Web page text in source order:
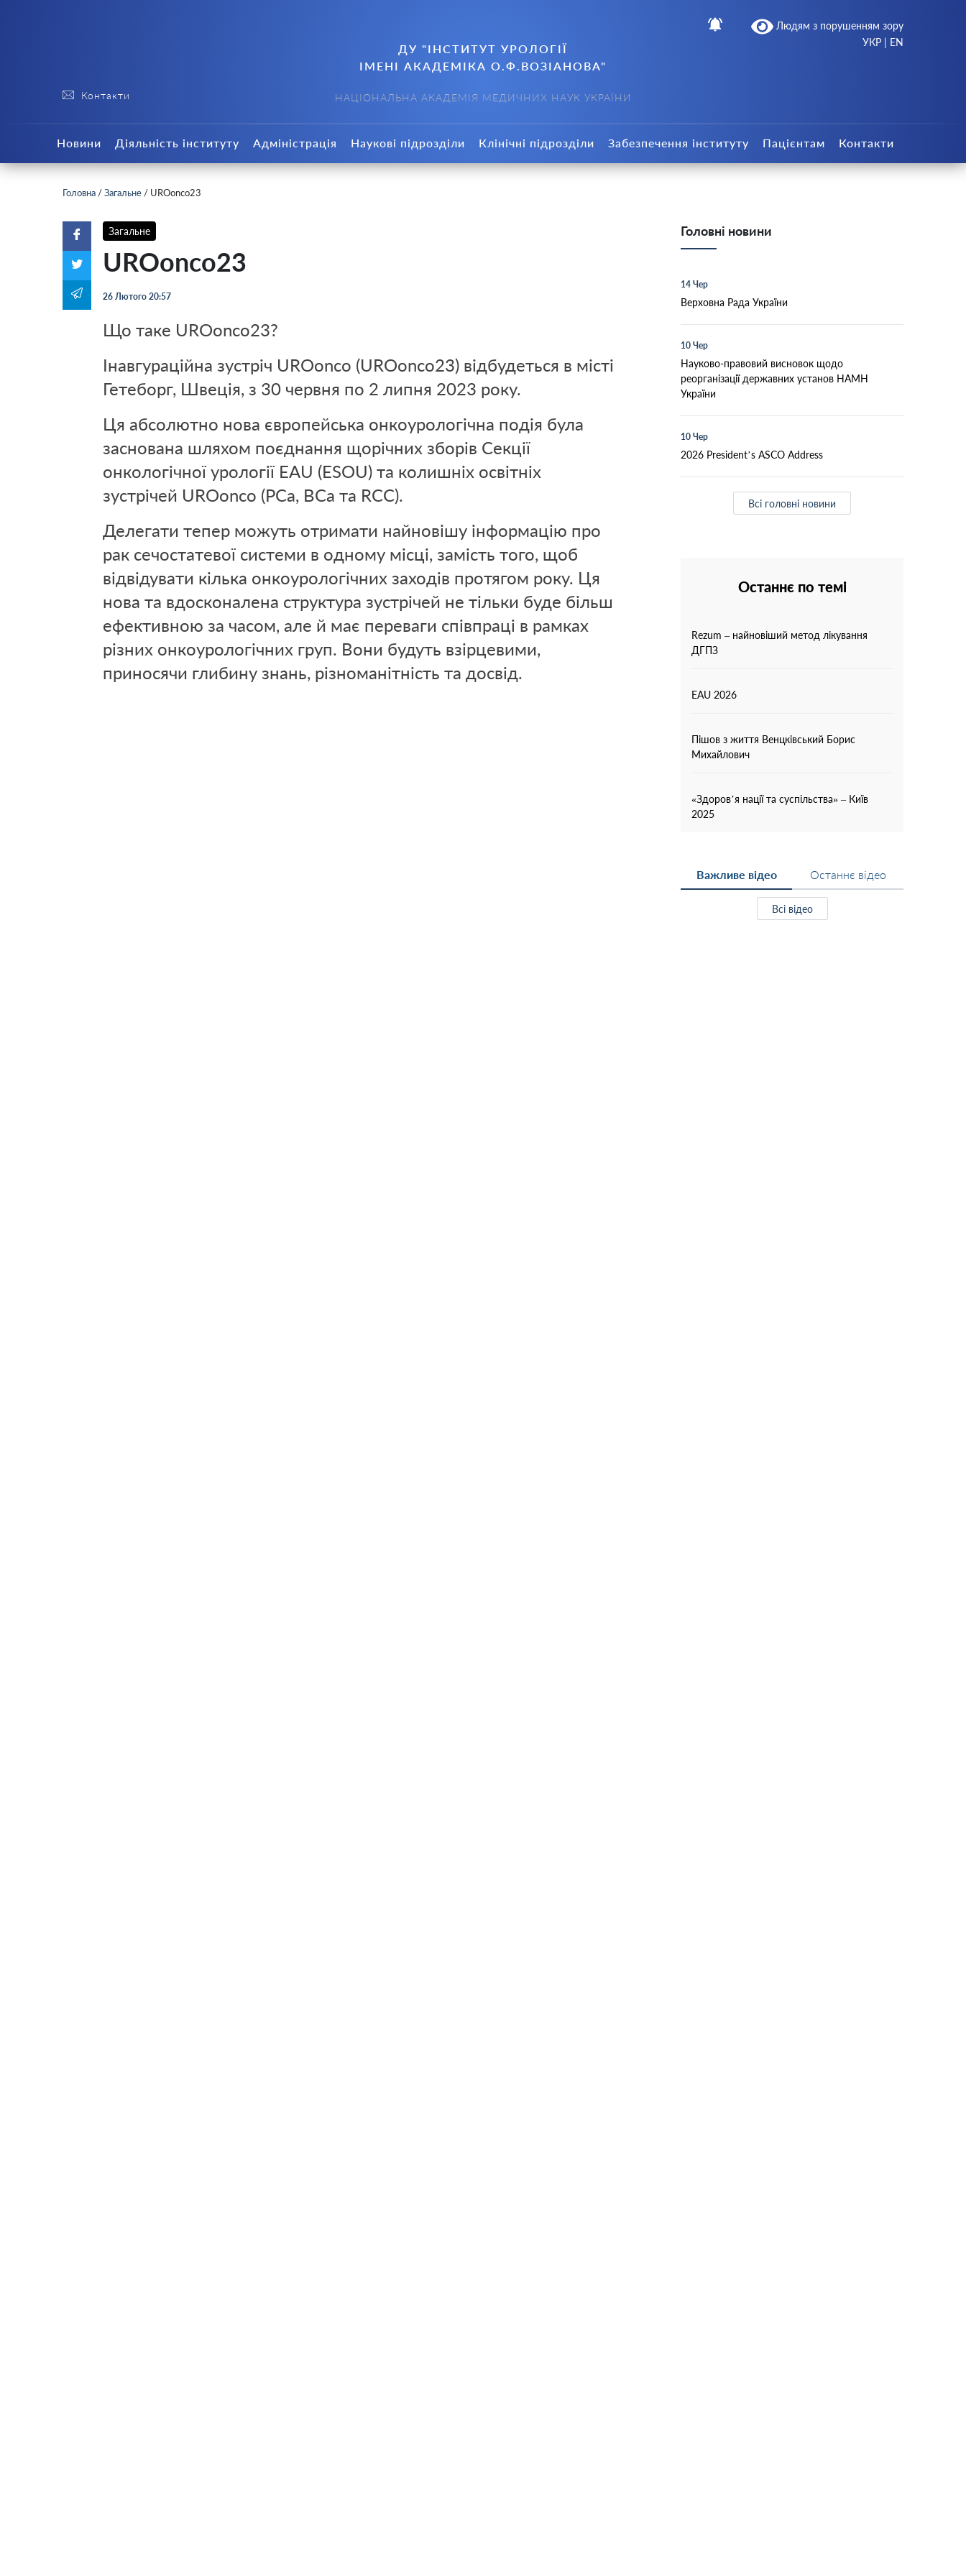
Людям з порушенням зору
Контакти
ДУ "ІНСТИТУТ УРОЛОГІЇ
ІМЕНІ АКАДЕМІКА О.Ф.ВОЗІАНОВА"
НАЦІОНАЛЬНА АКАДЕМІЯ МЕДИЧНИХ НАУК УКРАЇНИ
УКР | EN
Новини Діяльність інституту Адміністрація Наукові підрозділи Клінічні підрозділи Забезпечення інституту Пацієнтам Контакти
Головна /Загальне / UROonco23
Загальне
UROonco23
26 Лютого 20:57
Що таке UROonco23?
Інавгураційна зустріч UROonco (UROonco23) відбудеться в місті
Гетеборг, Швеція, з 30 червня по 2 липня 2023 року.
Ця абсолютно нова європейська онкоурологічна подія була
заснована шляхом поєднання щорічних зборів Секції
онкологічної урології EAU (ESOU) та колишніх освітніх
зустрічей UROonco (PCa, BCa та RCC).
Делегати тепер можуть отримати найновішу інформацію про
рак сечостатевої системи в одному місці, замість того, щоб
відвідувати кілька онкоурологічних заходів протягом року. Ця
нова та вдосконалена структура зустрічей не тільки буде більш
ефективною за часом, але й має переваги співпраці в рамках
різних онкоурологічних груп. Вони будуть взірцевими,
приносячи глибину знань, різноманітність та досвід.
Головні новини
14 Чер
Верховна Рада України
10 Чер
Науково-правовий висновок щодо
реорганізації державних установ НАМН
України
10 Чер
2026 President’s ASCO Address
Всі головні новини
Останнє по темі
Rezum – найновіший метод лікування
ДГПЗ
EAU 2026
Пішов з життя Венцківський Борис
Михайлович
«Здоров’я нації та суспільства» – Київ
2025
Важливе відео Останнє відео
Всі відео